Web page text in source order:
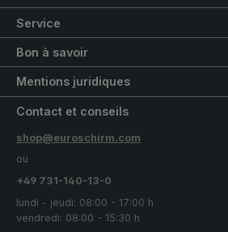
Service
Bon à savoir
Mentions juridiques
Contact et conseils
shop@euroschirm.com
ou
+49 731-140-13-0
lundi - jeudi: 08:00 - 17:00 h
vendredi: 08:00 - 15:30 h